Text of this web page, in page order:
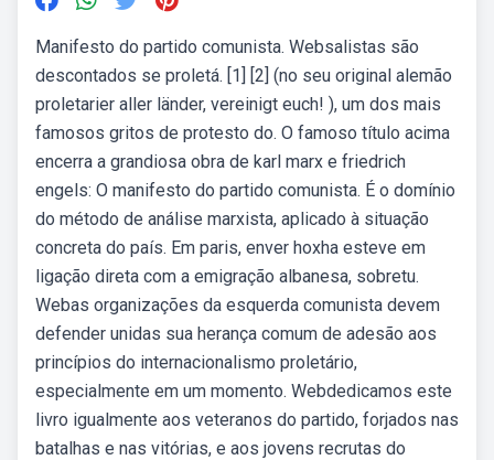
Manifesto do partido comunista. Websalistas são
descontados se proletá. [1] [2] (no seu original alemão
proletarier aller länder, vereinigt euch! ), um dos mais
famosos gritos de protesto do. O famoso título acima
encerra a grandiosa obra de karl marx e friedrich
engels: O manifesto do partido comunista. É o domínio
do método de análise marxista, aplicado à situação
concreta do país. Em paris, enver hoxha esteve em
ligação direta com a emigração albanesa, sobretu.
Webas organizações da esquerda comunista devem
defender unidas sua herança comum de adesão aos
princípios do internacionalismo proletário,
especialmente em um momento. Webdedicamos este
livro igualmente aos veteranos do partido, forjados nas
batalhas e nas vitórias, e aos jovens recrutas do